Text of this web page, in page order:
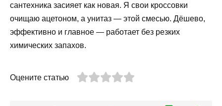
сантехника засияет как новая. Я свои кроссовки
очищаю ацетоном, а унитаз — этой смесью. Дёшево,
эффективно и главное — работает без резких
химических запахов.
Оцените статью